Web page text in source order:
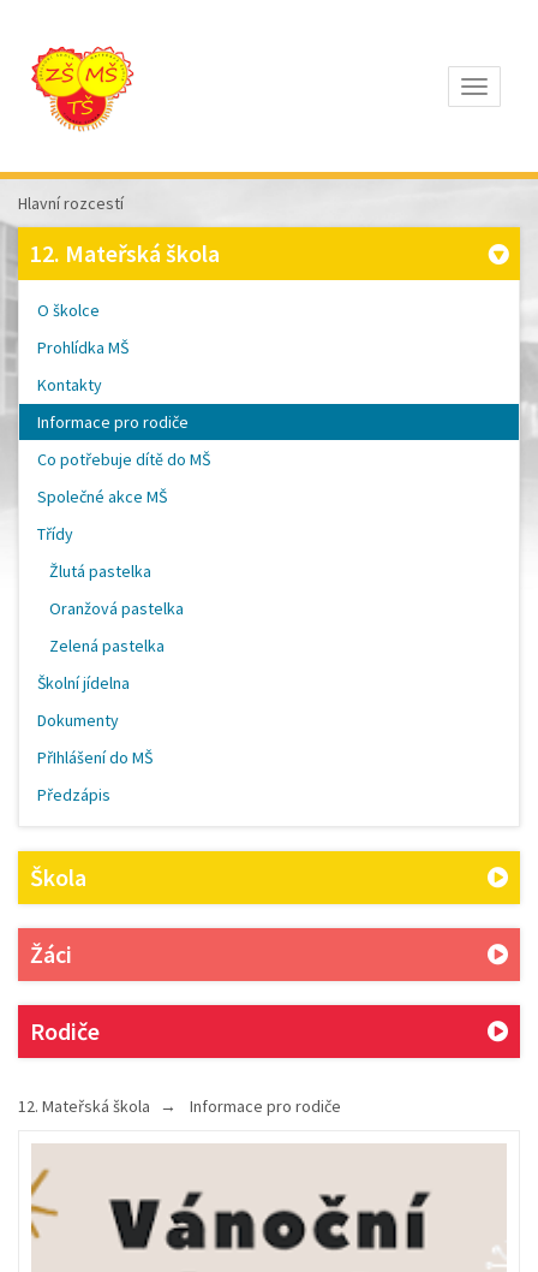
ZÁKLADNÍ
ŠKOLA
TOMÁŠE
ŠOBRA
A
M ATEŘSKÁ
PÍSEK
Hlavní rozcestí
12. Mateřská škola
O školce
Prohlídka MŠ
Kontakty
Informace pro rodiče
Co potřebuje dítě do MŠ
Společné akce MŠ
Třídy
Žlutá pastelka
Oranžová pastelka
Zelená pastelka
Školní jídelna
Dokumenty
PřIhlášení do MŠ
Předzápis
Škola
Žáci
Rodiče
12. Mateřská škola Informace pro rodiče